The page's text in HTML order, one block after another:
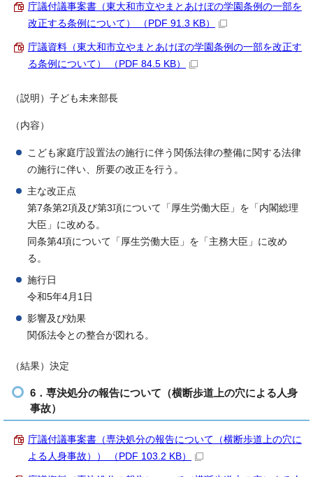
庁議付議事案書（東大和市立やまとあけぼの学園条例の一部を
改正する条例について） （PDF 91.3 KB）
庁議資料（東大和市立やまとあけぼの学園条例の一部を改正す
る条例について） （PDF 84.5 KB）
（説明）子ども未来部長
（内容）
こども家庭庁設置法の施行に伴う関係法律の整備に関する法律
の施行に伴い、所要の改正を行う。
主な改正点
第7条第2項及び第3項について「厚生労働大臣」を「内閣総理
大臣」に改める。
同条第4項について「厚生労働大臣」を「主務大臣」に改め
る。
施行日
令和5年4月1日
影響及び効果
関係法令との整合が図れる。
（結果）決定
6．専決処分の報告について（横断歩道上の穴による人身
事故）
庁議付議事案書（専決処分の報告について（横断歩道上の穴に
よる人身事故）） （PDF 103.2 KB）